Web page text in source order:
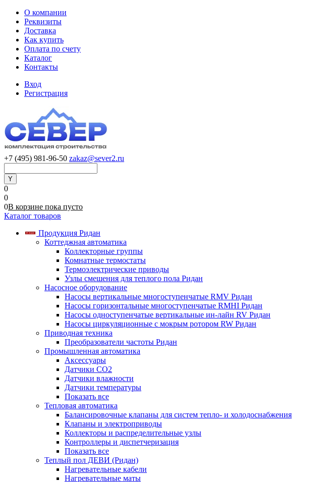
О компании
Реквизиты
Доставка
Как купить
Оплата по счету
Каталог
Контакты
Вход
Регистрация
+7 (495) 981-96-50 zakaz@sever2.ru
0
0
0В корзине пока пусто
Каталог товаров
Продукция Ридан
Коттеджная автоматика
Коллекторные группы
Комнатные термостаты
Термоэлектрические приводы
Узлы смешения для теплого пола Ридан
Насосное оборудование
Насосы вертикальные многоступенчатые RMV Ридан
Насосы горизонтальные многоступенчатые RMHI Ридан
Насосы одноступенчатые вертикальные ин-лайн RV Ридан
Насосы циркуляционные с мокрым ротором RW Ридан
Приводная техника
Преобразователи частоты Ридан
Промышленная автоматика
Аксессуары
Датчики CO2
Датчики влажности
Датчики температуры
Показать все
Тепловая автоматика
Балансировочные клапаны для систем тепло- и холодоснабжения
Клапаны и электроприводы
Коллекторы и распределительные узлы
Контроллеры и диспетчеризация
Показать все
Теплый пол ДЕВИ (Ридан)
Нагревательные кабели
Нагревательные маты